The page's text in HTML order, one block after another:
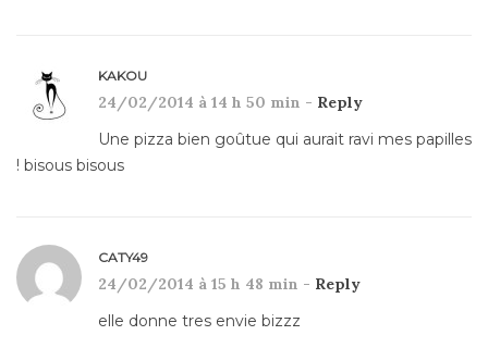
KAKOU
24/02/2014 à 14 h 50 min - Reply
Une pizza bien goûtue qui aurait ravi mes papilles
! bisous bisous
CATY49
24/02/2014 à 15 h 48 min - Reply
elle donne tres envie bizzz